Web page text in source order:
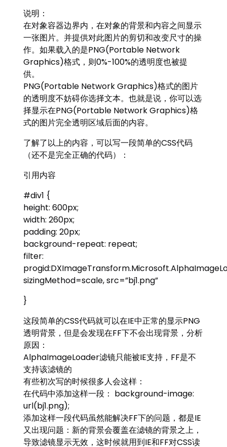
说明：
在对象容器边界内，在对象的背景和内容之间显示
一张图片。并提供对此图片的剪切和改变尺寸的操
作。如果载入的是PNG(Portable Network
Graphics)格式，则0%-100%的透明度也被提
供。
PNG(Portable Network Graphics)格式的图片
的透明度不妨碍你选择文本。也就是说，你可以选
择显示在PNG(Portable Network Graphics)格
式的图片完全透明区域后面的内容。
了解了以上的内容，可以写一段简单的CSS代码
（还不是完全正确的代码）：
引用内容
#div1 {
height: 600px;
width: 260px;
padding: 20px;
background-repeat: repeat;
filter:
sizingMethod=scale, src=”bj1.png”
}
这段简单的CSS代码就可以在IE中正常的显示PNG
透明背景，但是会发现在FF下不会出现背景，分析
原因：
AlphaImageLoader滤镜只能被IE支持，FF是不
支持该滤镜的
有些初次写的时候很多人会这样：
在代码中添加这样一段： background-image:
url(bj1.png);
添加这样一段代码虽然能解决FF下的问题，都是IE
又出现问题：新的背景会覆盖在滤镜的背景之上，
导致滤镜显示无效，这时候就用到IE和FF对CSS读